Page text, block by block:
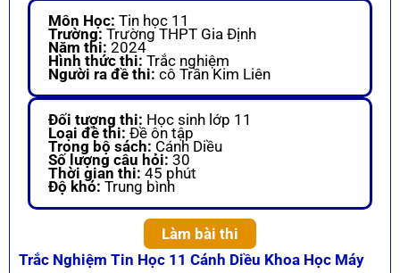
Môn Học: Tin học 11
Trường: Trường THPT Gia Định
Năm thi: 2024
Hình thức thi: Trắc nghiệm
Người ra đề thi: cô Trần Kim Liên
Đối tượng thi: Học sinh lớp 11
Loại đề thi: Đề ôn tập
Trong bộ sách: Cánh Diều
Số lượng câu hỏi: 30
Thời gian thi: 45 phút
Độ khó: Trung bình
Làm bài thi
Trắc Nghiệm Tin Học 11 Cánh Diều Khoa Học Máy